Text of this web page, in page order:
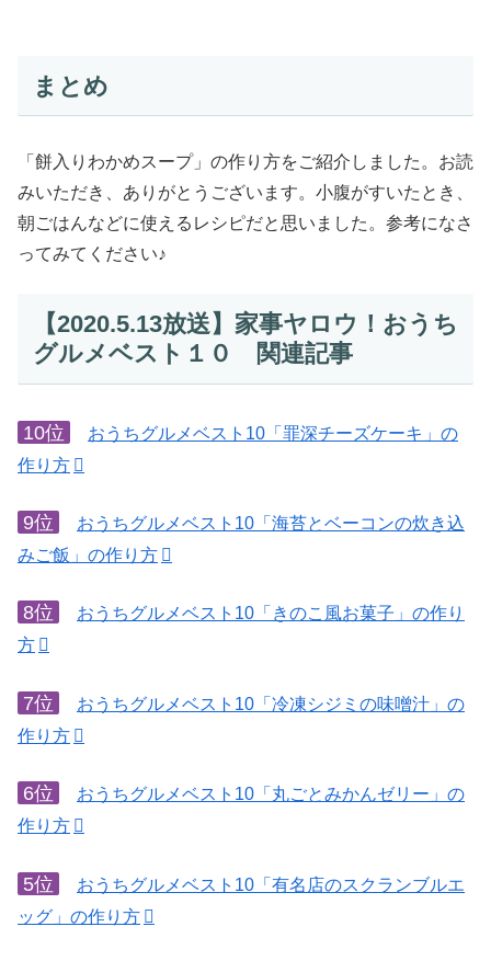
まとめ
「餅入りわかめスープ」の作り方をご紹介しました。お読
みいただき、ありがとうございます。小腹がすいたとき、
朝ごはんなどに使えるレシピだと思いました。参考になさ
ってみてください♪
【2020.5.13放送】家事ヤロウ！おうち
グルメベスト１０ 関連記事
10位
おうちグルメベスト10「罪深チーズケーキ」の
作り方
9位
おうちグルメベスト10「海苔とベーコンの炊き込
みご飯」の作り方
8位
おうちグルメベスト10「きのこ風お菓子」の作り
方
7位
おうちグルメベスト10「冷凍シジミの味噌汁」の
作り方
6位
おうちグルメベスト10「丸ごとみかんゼリー」の
作り方
5位
おうちグルメベスト10「有名店のスクランブルエ
ッグ」の作り方